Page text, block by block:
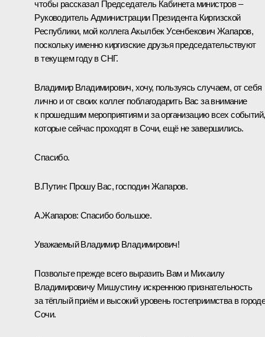
чтобы рассказал Председатель Кабинета министров –
Руководитель Администрации Президента Киргизской
Республики, мой коллега Акылбек Усенбекович Жапаров,
поскольку именно киргизские друзья председательствуют
в текущем году в СНГ.
Владимир Владимирович, хочу, пользуясь случаем, от себя
лично и от своих коллег поблагодарить Вас за внимание
к прошедшим мероприятиям и за организацию всех событий,
которые сейчас проходят в Сочи, ещё не завершились.
Спасибо.
В.Путин: Прошу Вас, господин Жапаров.
А.Жапаров: Спасибо большое.
Уважаемый Владимир Владимирович!
Позвольте прежде всего выразить Вам и Михаилу
Владимировичу Мишустину искреннюю признательность
за тёплый приём и высокий уровень гостеприимства в
Сочи.